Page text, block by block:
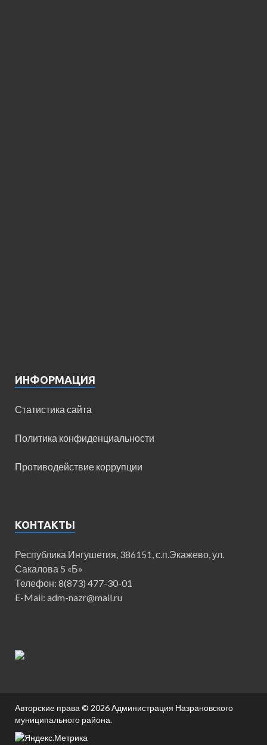
ИНФОРМАЦИЯ
Статистика сайта
Политика конфиденциальности
Противодействие коррупции
КОНТАКТЫ
Республика Ингушетия, 386151, с.п.Экажево, ул.
Сакалова 5 «Б»
Телефон: 8(873) 477-30-01
E-Mail: adm-nazr@mail.ru
Авторские права © 2026Администрация Назрановского
муниципального района.